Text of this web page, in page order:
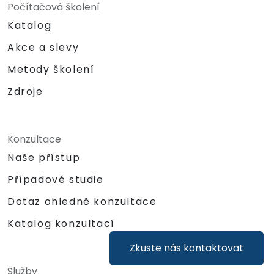
Zkuste nás kontaktovat
Počítačová školení
Katalog
Akce a slevy
Metody školení
Zdroje
Konzultace
Naše přístup
Případové studie
Dotaz ohledně konzultace
Katalog konzultací